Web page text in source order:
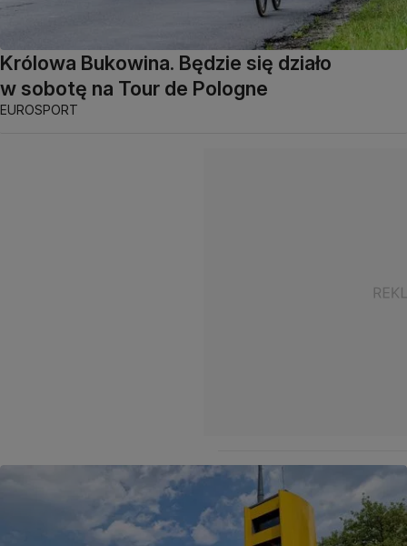
Królowa Bukowina. Będzie się działo
w sobotę na Tour de Pologne
EUROSPORT